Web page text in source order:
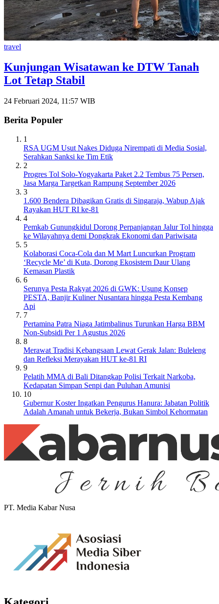
travel
Kunjungan Wisatawan ke DTW Tanah
Lot Tetap Stabil
24 Februari 2024, 11:57 WIB
Berita Populer
1
RSA UGM Usut Nakes Diduga Nirempati di Media Sosial,
Serahkan Sanksi ke Tim Etik
2
Progres Tol Solo-Yogyakarta Paket 2.2 Tembus 75 Persen,
Jasa Marga Targetkan Rampung September 2026
3
1.600 Bendera Dibagikan Gratis di Singaraja, Wabup Ajak
Rayakan HUT RI ke-81
4
Pemkab Gunungkidul Dorong Perpanjangan Jalur Tol hingga
ke Wilayahnya demi Dongkrak Ekonomi dan Pariwisata
5
Kolaborasi Coca-Cola dan M Mart Luncurkan Program
‘Recycle Me’ di Kuta, Dorong Ekosistem Daur Ulang
Kemasan Plastik
6
Serunya Pesta Rakyat 2026 di GWK: Usung Konsep
PESTA, Banjir Kuliner Nusantara hingga Pesta Kembang
Api
7
Pertamina Patra Niaga Jatimbalinus Turunkan Harga BBM
Non-Subsidi Per 1 Agustus 2026
8
Merawat Tradisi Kebangsaan Lewat Gerak Jalan: Buleleng
dan Refleksi Merayakan HUT ke-81 RI
9
Pelatih MMA di Bali Ditangkap Polisi Terkait Narkoba,
Kedapatan Simpan Senpi dan Puluhan Amunisi
10
Gubernur Koster Ingatkan Pengurus Hanura: Jabatan Politik
Adalah Amanah untuk Bekerja, Bukan Simbol Kehormatan
PT. Media Kabar Nusa